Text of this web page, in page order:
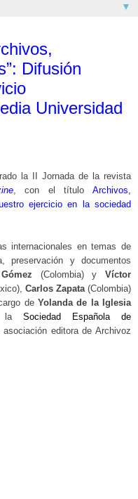
▼
Difusión
Universidad
la II Jornada de la revista
, con el títuloArchivos,
ejercicio en la sociedad
internacionales en temas de
preservación y documentos
(Colombia) yVíctor
Carlos Zapata(Colombia)
deYolanda de la Iglesia
la Sociedad Española de
asociación editora de Archivoz